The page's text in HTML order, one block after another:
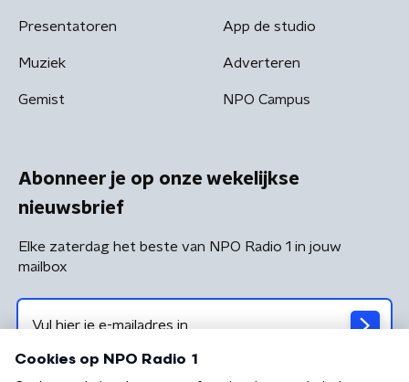
Presentatoren
Muziek
Gemist
App de studio
Adverteren
NPO Campus
Abonneer je op onze wekelijkse
nieuwsbrief
Elke zaterdag het beste van NPO Radio 1 in jouw
mailbox